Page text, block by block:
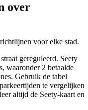
over
voor elke stad.
gereguleerd. Seety
waaronder 2 betaalde
Gebruik de tabel
te vergelijken
altijd de Seety-kaart en